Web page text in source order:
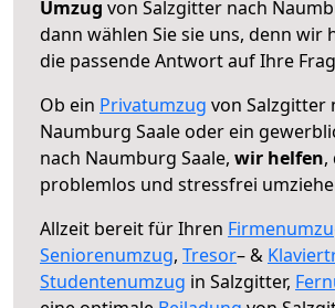
Umzug von Salzgitter nach
dann wählen Sie sie uns, denn wir
die passende Antwort auf Ihre
Ob ein Privatumzug von Salzgitter
Naumburg Saale oder ein
nach Naumburg Saale, wir helfen,
problemlos und stressfrei
Allzeit bereit für Ihren
Seniorenumzug, Tresor– &
Studentenumzug in Salzgitter,